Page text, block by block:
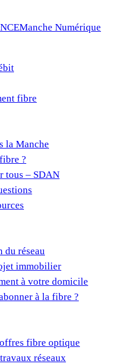
Manche Numérique
fibre
la Manche
?
tous – SDAN
du réseau
immobilier
à votre domicile
à la fibre ?
fibre optique
réseaux